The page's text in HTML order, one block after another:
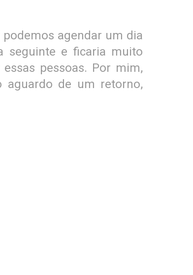
agendar um dia
seguinte e ficaria muito
pessoas. Por mim,
aguardo de um retorno,